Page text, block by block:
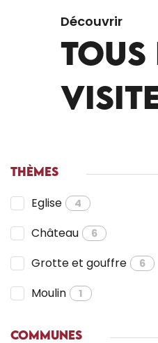
Découvrir
TOUS
THÈMES
Eglise 4
Château 6
Grotte et gouffre 6
Moulin 1
COMMUNES